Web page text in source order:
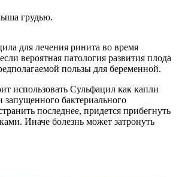
грудью.
для лечения ринита во время
вероятная патология развития плода
пользы для беременной.
использовать Сульфацил как капли
запущенного бактериального
последнее, придется прибегнуть
Иначе болезнь может затронуть